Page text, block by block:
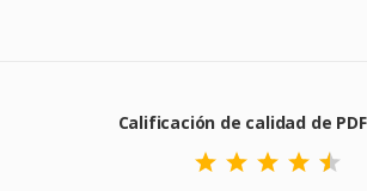
Calificación de calidad de PDF